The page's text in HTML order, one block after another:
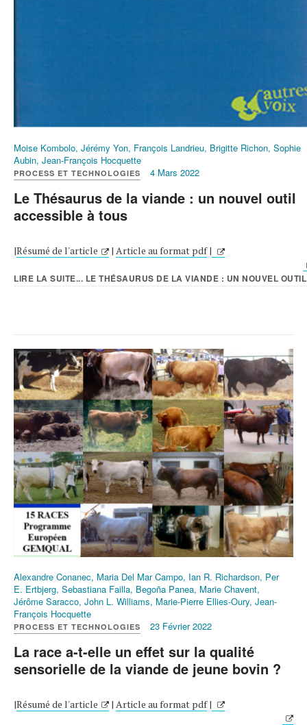
Moise Kombolo, Jérémy Yon, François Landrieu, Brigitte Richon, Sophie
Aubin, Jean-François Hocquette
PROCESS ET TECHNOLOGIES 4 Mars 2022
Le Thésaurus de la viande : un nouvel outil
accessible à tous
|Résumé de l'article | Article au format pdf|
LIRE LA SUITE... LE THÉSAURUS DE LA VIANDE : UN NOUVEL
Alexandre Conanec, Maria Del Mar Campo, Ian R. Richardson, Per
E. Ertbjerg, Sebastiana Failla, Begoña Panea, Marie Chavent,
Jérôme Saracco, John L. Williams, Marie-Pierre Ellies-Oury, Jean-
François Hocquette
PROCESS ET TECHNOLOGIES 23 Février 2022
La race a-t-elle un effet sur la qualité
sensorielle de la viande de jeune bovin ?
|Résumé de l'article | Article au format pdf|